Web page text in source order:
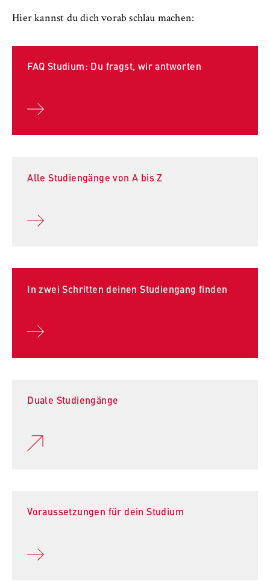
Hier kannst du dich vorab schlau machen:
FAQ Studium: Du fragst, wir antworten
Alle Studiengänge von A bis Z
In zwei Schritten deinen Studiengang finden
Duale Studiengänge
Voraussetzungen für dein Studium